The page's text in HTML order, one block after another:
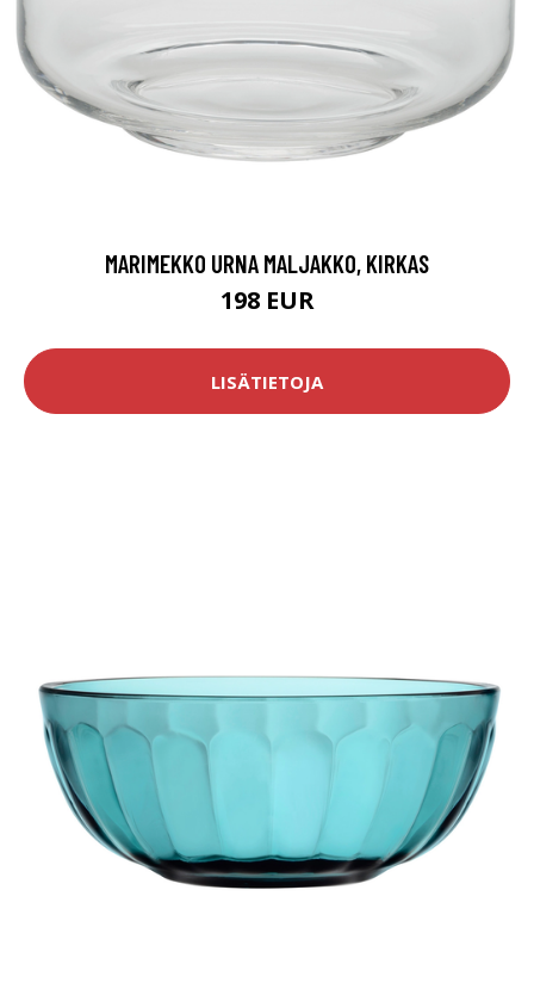
MARIMEKKO URNA MALJAKKO, KIRKAS
198 EUR
LISÄTIETOJA